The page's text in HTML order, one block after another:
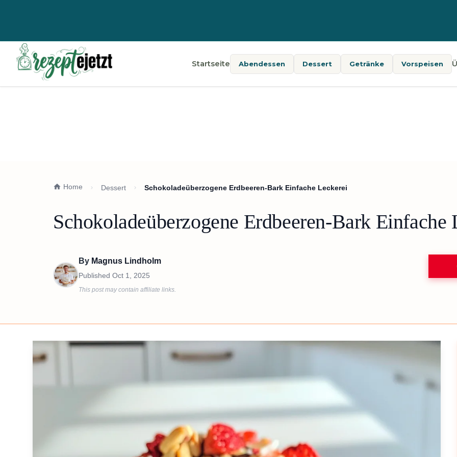
Startseite Abendessen Dessert Getränke Vorspeisen
Home Dessert Schokoladeüberzogene Erdbeeren-Bark Einfache Leckerei
Schokoladeüberzogene Erdbeeren-Bark Einfache
By Magnus Lindholm
Published Oct 1, 2025
This post may contain affiliate links.